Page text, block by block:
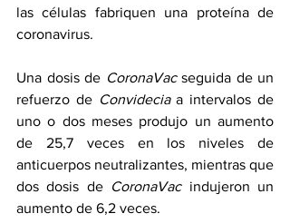
las células fabriquen una proteína de
coronavirus.
Una dosis de CoronaVac seguida de un
refuerzo de Convidecia a intervalos de
uno o dos meses produjo un aumento
de 25,7 veces en los niveles de
anticuerpos neutralizantes, mientras que
dos dosis de CoronaVac indujeron un
aumento de 6,2 veces.